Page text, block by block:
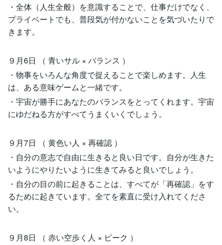
・全体（人生全般）を意識することで、仕事だけでなく、
プライベートでも、普段気が付かないことを気づいたりで
きます。
９月6日 （ 青いサル × バランス ）
・物事をいろんな角度で捉えることで楽しめます。人生
は、ある意味ゲームと一緒です。
・宇宙が勝手にあなたのバランスをとってくれます。宇宙
にゆだねる方がすべてうまくいくでしょう。
９月7日 （ 黄色い人 × 再確認 ）
・自分の意志で自由に生きると良い日です。自分が生きた
いようにやりたいように生きてみると良いでしょう。
・自分の目の前に起きることは、すべてが「再確認」をす
るために起きています。全てを素直に受け入れてくださ
い。
９月8日 （ 赤い空歩く人 × ピーク ）